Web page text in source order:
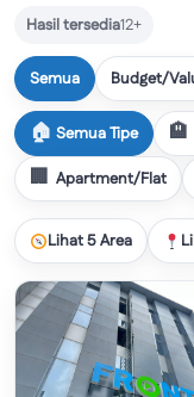
Hasil tersedia12+
Semua Budget/
Semua Tipe
Apartment/Flat
Lihat 5 Area